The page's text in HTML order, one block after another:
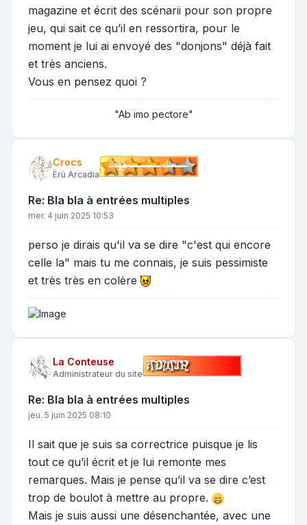
magazine et écrit des scénarii pour son propre
jeu, qui sait ce qu’il en ressortira, pour le
moment je lui ai envoyé des "donjons" déjà fait
et très anciens.
Vous en pensez quoi ?
"Ab imo pectore"
Crocs
Ërù Arcadia
Re: Bla bla à entrées multiples
mer. 4 juin 2025 10:53
perso je dirais qu'il va se dire "c'est qui encore
celle la" mais tu me connais, je suis pessimiste
et très très en colère
La Conteuse
Administrateur du site
Re: Bla bla à entrées multiples
jeu. 5 juin 2025 08:10
Il sait que je suis sa correctrice puisque je lis
tout ce qu’il écrit et je lui remonte mes
remarques. Mais je pense qu’il va se dire c’est
trop de boulot à mettre au propre.
Mais je suis aussi une désenchantée, avec une